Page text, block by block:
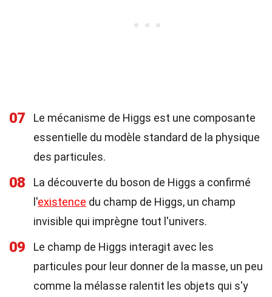
07
Le mécanisme de Higgs est une composante
essentielle du modèle standard de la physique
des particules.
08
La découverte du boson de Higgs a confirmé
l'existence du champ de Higgs, un champ
invisible qui imprègne tout l'univers.
09
Le champ de Higgs interagit avec les
particules pour leur donner de la masse, un peu
comme la mélasse ralentit les objets qui s'y